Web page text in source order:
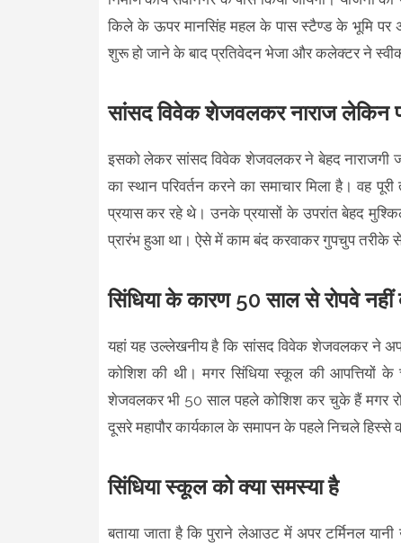
किले के ऊपर मानसिंह महल के पास स्टैण्ड के भूमि पर
शुरू हो जाने के बाद प्रतिवेदन भेजा और कलेक्टर ने
सांसद विवेक शेजवलकर नाराज लेकिन
इसको लेकर सांसद विवेक शेजवलकर ने बेहद नाराजगी
का स्थान परिवर्तन करने का समाचार मिला है। वह
प्रयास कर रहे थे। उनके प्रयासों के उपरांत बेहद
प्रारंभ हुआ था। ऐसे में काम बंद करवाकर गुपचुप तरीके से
सिंधिया के कारण 50 साल से रोपवे नहीं
यहां यह उल्लेखनीय है कि सांसद विवेक शेजवलकर ने अपने
कोशिश की थी। मगर सिंधिया स्कूल की आपत्तियों के
शेजवलकर भी 50 साल पहले कोशिश कर चुके हैं मगर
दूसरे महापौर कार्यकाल के समापन के पहले निचले
सिंधिया स्कूल को क्या समस्या है
बताया जाता है कि पुराने लेआउट में अपर टर्मिनल